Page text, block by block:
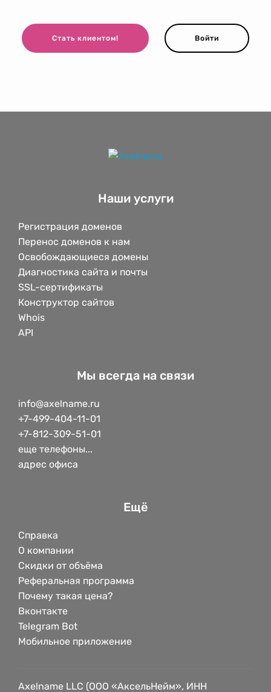
Стать клиентом! Войти
Наши услуги
Регистрация доменов
Перенос доменов к нам
Освобождающиеся домены
Диагностика сайта и почты
SSL-сертификаты
Конструктор сайтов
Whois
API
Мы всегда на связи
info@axelname.ru
+7-499-404-11-01
+7-812-309-51-01
еще телефоны...
адрес офиса
Ещё
Справка
О компании
Скидки от объёма
Реферальная программа
Почему такая цена?
Вконтакте
Telegram Bot
Мобильное приложение
Axelname LLC (ООО «АксельНейм», ИНН